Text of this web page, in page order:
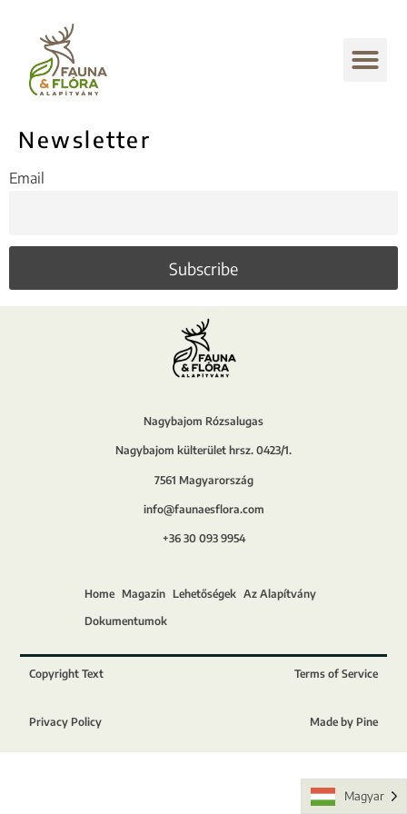
Newsletter
Email
Nagybajom Rózsalugas
Nagybajom külterület hrsz. 0423/1.
7561 Magyarország
info@faunaesflora.com
+36 30 093 9954
Home Magazin Lehetőségek Az Alapítvány
Dokumentumok
Copyright Text Terms of Service
Privacy Policy Made by Pine
Magyar